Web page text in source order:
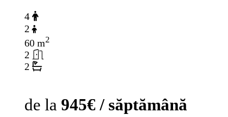
4
2
60 m2
2
2
de la 945€ / săptămână